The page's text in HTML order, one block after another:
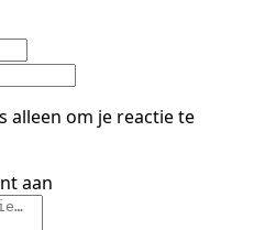
alleen om je reactie te
aan